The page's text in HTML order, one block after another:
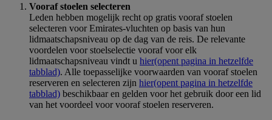
Vooraf stoelen selecteren
Leden hebben mogelijk recht op gratis vooraf stoelen
selecteren voor Emirates-vluchten op basis van hun
lidmaatschapsniveau op de dag van de reis. De relevante
voordelen voor stoelselectie vooraf voor elk
lidmaatschapsniveau vindt u hier(opent pagina in hetzelfde
tabblad). Alle toepasselijke voorwaarden van vooraf stoelen
reserveren en selecteren zijn hier(opent pagina in hetzelfde
tabblad) beschikbaar en gelden voor het gebruik door een lid
van het voordeel voor vooraf stoelen reserveren.